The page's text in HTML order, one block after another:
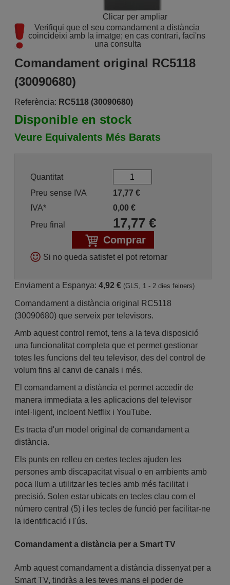
Clicar per ampliar
Verifiqui que el seu comandament a distància
coincideixi amb la imatge; en cas contrari, faci'ns
una consulta
Comandament original RC5118
(30090680)
Referència: RC5118 (30090680)
Disponible en stock
Veure Equivalents Més Barats
Quantitat
Preu sense IVA
17,77 €
IVA*
0,00 €
Preu final
17,77€
Comprar
Si no queda satisfet el pot retornar
Enviament a Espanya: 4,92 € (GLS, 1 - 2 dies feiners)
Comandament a distància original RC5118
(30090680) que serveix per televisors.
Amb aquest control remot, tens a la teva disposició
una funcionalitat completa que et permet gestionar
totes les funcions del teu televisor, des del control de
volum fins al canvi de canals i més.
El comandament a distància et permet accedir de
manera immediata a les aplicacions del televisor
intel·ligent, incloent Netflix i YouTube.
Es tracta d'un model original de comandament a
distància.
Els punts en relleu en certes tecles ajuden les
persones amb discapacitat visual o en ambients amb
poca llum a utilitzar les tecles amb més facilitat i
precisió. Solen estar ubicats en tecles clau com el
número central (5) i les tecles de funció per facilitar-ne
la identificació i l'ús.
Comandament a distància per a Smart TV
Amb aquest comandament a distància dissenyat per a
Smart TV, tindràs a les teves mans el poder de